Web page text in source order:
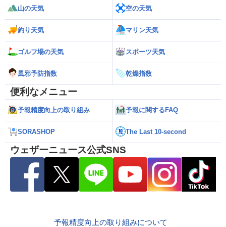
山の天気 空の天気
釣り天気 マリン天気
ゴルフ場の天気 スポーツ天気
風邪予防指数 乾燥指数
便利なメニュー
予報精度向上の取り組み 予報に関するFAQ
SORASHOP The Last 10-second
ウェザーニュース公式SNS
予報精度向上の取り組みについて